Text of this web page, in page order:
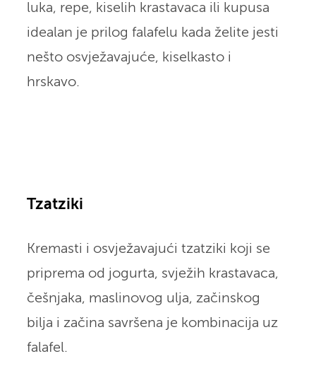
luka, repe, kiselih krastavaca ili kupusa
idealan je prilog falafelu kada želite jesti
nešto osvježavajuće, kiselkasto i
hrskavo.
Tzatziki
Kremasti i osvježavajući tzatziki koji se
priprema od jogurta, svježih krastavaca,
češnjaka, maslinovog ulja, začinskog
bilja i začina savršena je kombinacija uz
falafel.